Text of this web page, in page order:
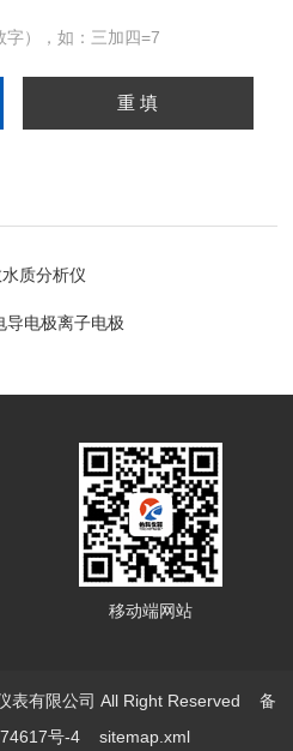
字），如：三加四=7
质分析仪
导电极离子电极
移动端网站
表有限公司 All Right Reserved备
号-4
sitemap.xml